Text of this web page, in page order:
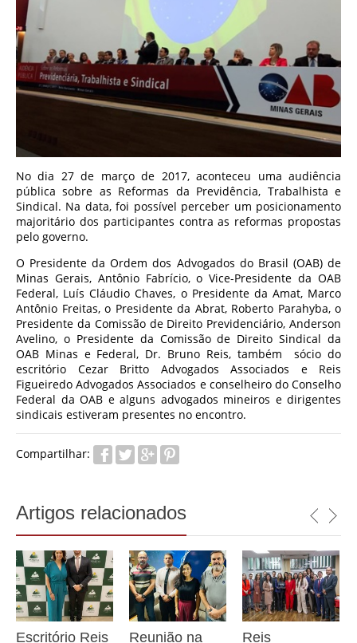
No dia 27 de março de 2017, aconteceu uma audiência
pública sobre as Reformas da Previdência, Trabalhista e
Sindical. Na data, foi possível perceber um posicionamento
majoritário dos participantes contra as reformas propostas
pelo governo.
O Presidente da Ordem dos Advogados do Brasil (OAB) de
Minas Gerais, Antônio Fabrício, o Vice-Presidente da OAB
Federal, Luís Cláudio Chaves, o Presidente da Amat, Marco
Antônio Freitas, o Presidente da Abrat, Roberto Parahyba, o
Presidente da Comissão de Direito Previdenciário, Anderson
Avelino, o Presidente da Comissão de Direito Sindical da
OAB Minas e Federal, Dr. Bruno Reis, também sócio do
escritório Cezar Britto Advogados Associados e Reis
Figueiredo Advogados Associados e conselheiro do Conselho
Federal da OAB e alguns advogados mineiros e dirigentes
sindicais estiveram presentes no encontro.
Compartilhar:
Artigos relacionados
Escritório Reis
Reunião na
Reis